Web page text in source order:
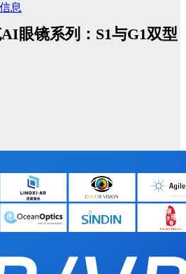
息
眼镜系列：S1与G1双型